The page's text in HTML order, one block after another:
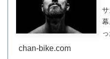
chan-bike.com